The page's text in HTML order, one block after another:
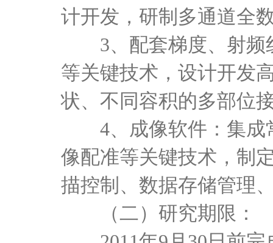
计开发，研制多通道全
3、配套梯度、射
等关键技术，设计开发
状、不同容积的多部位
4、成像软件：集
像配准等关键技术，制
描控制、数据存储管理
（二）研究期限：